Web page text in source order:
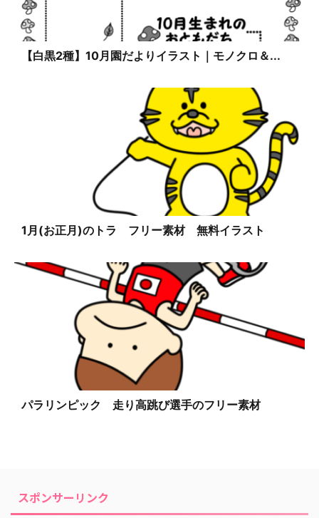
【白黒2種】10月園だよりイラスト｜モノクロ＆...
1月(お正月)のトラ フリー素材 無料イラスト
パラリンピック 走り高跳び選手のフリー素材
スポンサーリンク